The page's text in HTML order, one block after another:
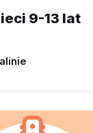
9-13 lat